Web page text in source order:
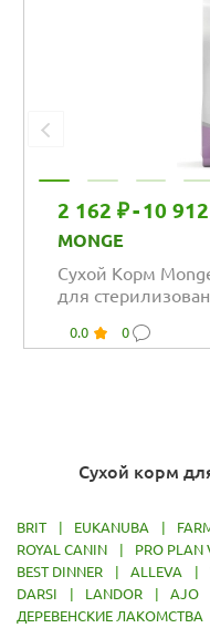
2 162 ₽-10
MONGE
Сухой Корм
для
0.0 0
Сухой корм
BRIT | EUKANUBA |
ROYAL CANIN
| PRO PLAN
BEST DINNER
| ALLEVA |
DARSI
| LANDOR | AJO
ДЕРЕВЕНСКИЕ ЛАКОМСТВА